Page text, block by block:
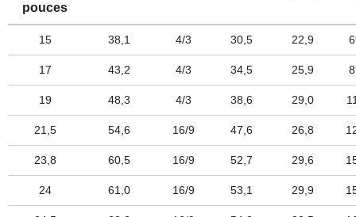
pouces
15 38,1 4/3 30,5 22,9
17 43,2 4/3 34,5 25,9
19 48,3 4/3 38,6 29,0
21,5 54,6 16/9 47,6 26,8
23,8 60,5 16/9 52,7 29,6
24 61,0 16/9 53,1 29,9